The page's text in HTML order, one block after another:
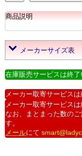
商品説明
メーカーサイズ表
在庫販売サービスは終了
メーカー取寄サービス
メーカー取寄サービス
なお、まとまった数の
す。
メールにて